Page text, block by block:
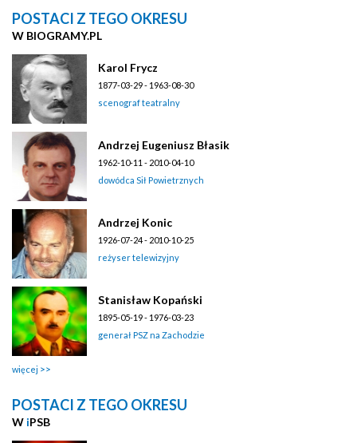
POSTACI Z TEGO OKRESU
W BIOGRAMY.PL
Karol Frycz
1877-03-29 - 1963-08-30
scenograf teatralny
Andrzej Eugeniusz Błasik
1962-10-11 - 2010-04-10
dowódca Sił Powietrznych
Andrzej Konic
1926-07-24 - 2010-10-25
reżyser telewizyjny
Stanisław Kopański
1895-05-19 - 1976-03-23
generał PSZ na Zachodzie
więcej
POSTACI Z TEGO OKRESU
W iPSB